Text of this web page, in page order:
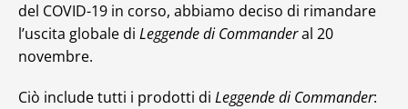
del COVID-19 in corso, abbiamo deciso di rimandare
l’uscita globale di Leggende di Commanderal 20
novembre.
Ciò include tutti i prodotti di Leggende di Commander: